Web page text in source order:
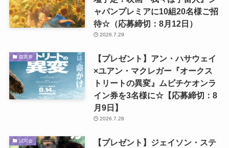
ャパンプレミアに10組20名様ご招
待☆（応募締切：8月12日）
2026.7.29
鑑賞券
【プレゼント】アン・ハサウェイ
×ユアン・マクレガー『オークス
トリートの異変』ムビチケオンラ
イン券を3名様に☆【応募締切：8
月9日】
2026.7.28
試写会
【プレゼント】ジェイソン・ステ